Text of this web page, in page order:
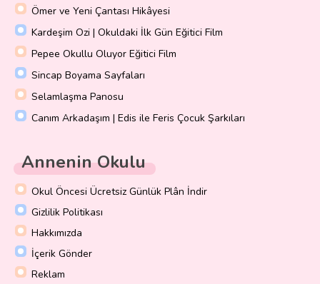
Ömer ve Yeni Çantası Hikâyesi
Kardeşim Ozi | Okuldaki İlk Gün Eğitici Film
Pepee Okullu Oluyor Eğitici Film
Sincap Boyama Sayfaları
Selamlaşma Panosu
Canım Arkadaşım | Edis ile Feris Çocuk Şarkıları
Annenin Okulu
Okul Öncesi Ücretsiz Günlük Plân İndir
Gizlilik Politikası
Hakkımızda
İçerik Gönder
Reklam